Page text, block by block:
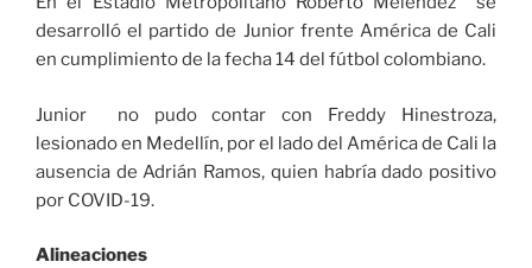
desarrolló el partido de Junior frente América de Cali
en cumplimiento de la fecha 14 del fútbol colombiano.
Junior no pudo contar con Freddy Hinestroza,
lesionado en Medellín, por el lado del América de Cali la
ausencia de Adrián Ramos, quien habría dado positivo
por COVID-19.
Alineaciones